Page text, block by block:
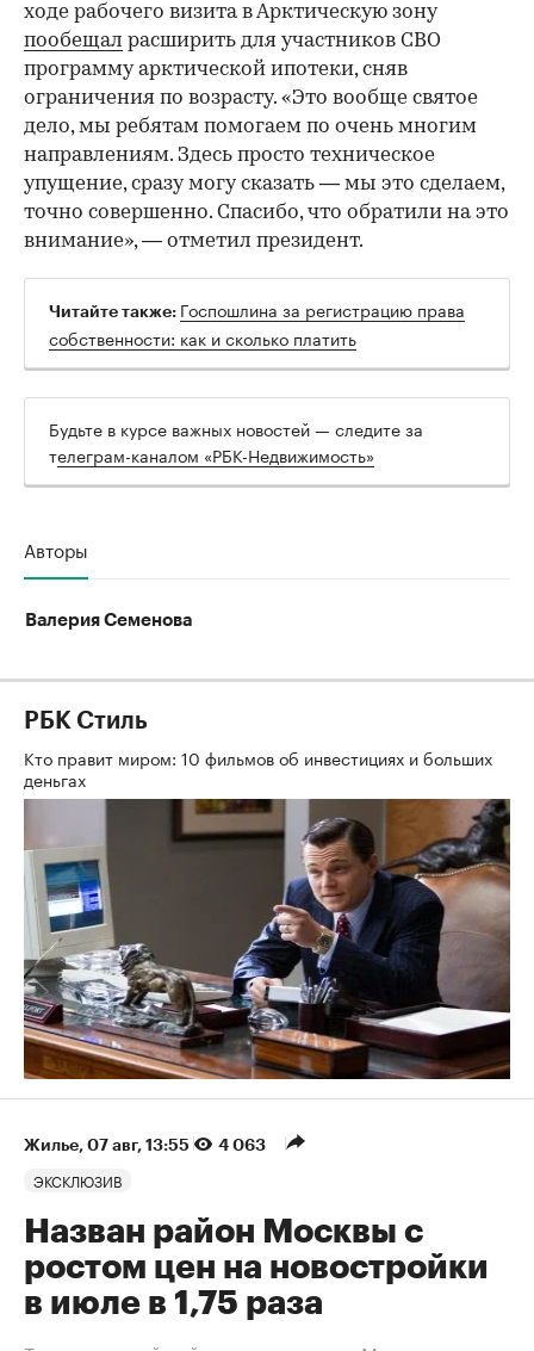
ходе рабочего визита в Арктическую зону
пообещал расширить для участников СВО
программу арктической ипотеки, сняв
ограничения по возрасту. «Это вообще святое
дело, мы ребятам помогаем по очень многим
направлениям. Здесь просто техническое
упущение, сразу могу сказать — мы это сделаем,
точно совершенно. Спасибо, что обратили на это
внимание», — отметил президент.
Читайте также: Госпошлина за регистрацию права
собственности: как и сколько платить
Будьте в курсе важных новостей — следите за
телеграм-каналом «РБК-Недвижимость»
Авторы
Валерия Семенова
РБК Стиль
Кто правит миром: 10 фильмов об инвестициях и больших
деньгах
Жилье 07 авг, 13:55 4 063
ЭКСКЛЮЗИВ
Назван район Москвы с
ростом цен на новостройки
в июле в 1,75 раза